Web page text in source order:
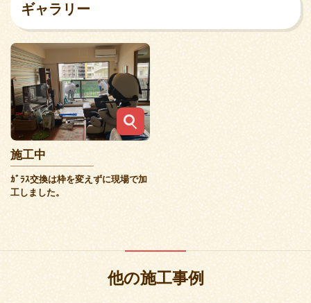
ギャラリー
施工中
ｶﾞﾗｽ交換は枠を変えずに現場で加
工しました。
他の施工事例